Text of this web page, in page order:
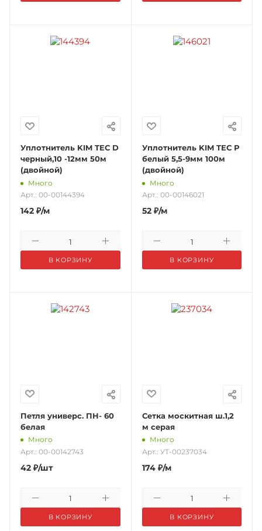
Уплотнитель KIM TEC D
черный,10 -12мм 50м
(двойной)
Много
Арт.: 00-00144394
142 ₽/м
В КОРЗИНУ
Уплотнитель KIM TEC Р
белый 5,5-9мм 100м
(двойной)
Много
Арт.: 00-00146021
52₽/м
В КОРЗИНУ
Петля универс. ПН- 60
белая
Много
Арт.: 00-00142743
42 ₽/шт
В КОРЗИНУ
Сетка москитная ш.1,2
м серая
Много
Арт.: УТ-00237034
174₽/м
В КОРЗИНУ